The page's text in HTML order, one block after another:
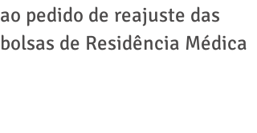
ao pedido de reajuste das
bolsas de Residência Médica